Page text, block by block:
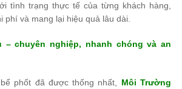
tình trạng thực tế của từng khách hàng,
phí và mang lại hiệu quả lâu dài.
– chuyên nghiệp, nhanh chóng và an
phốt đã được thống nhất, Môi Trường